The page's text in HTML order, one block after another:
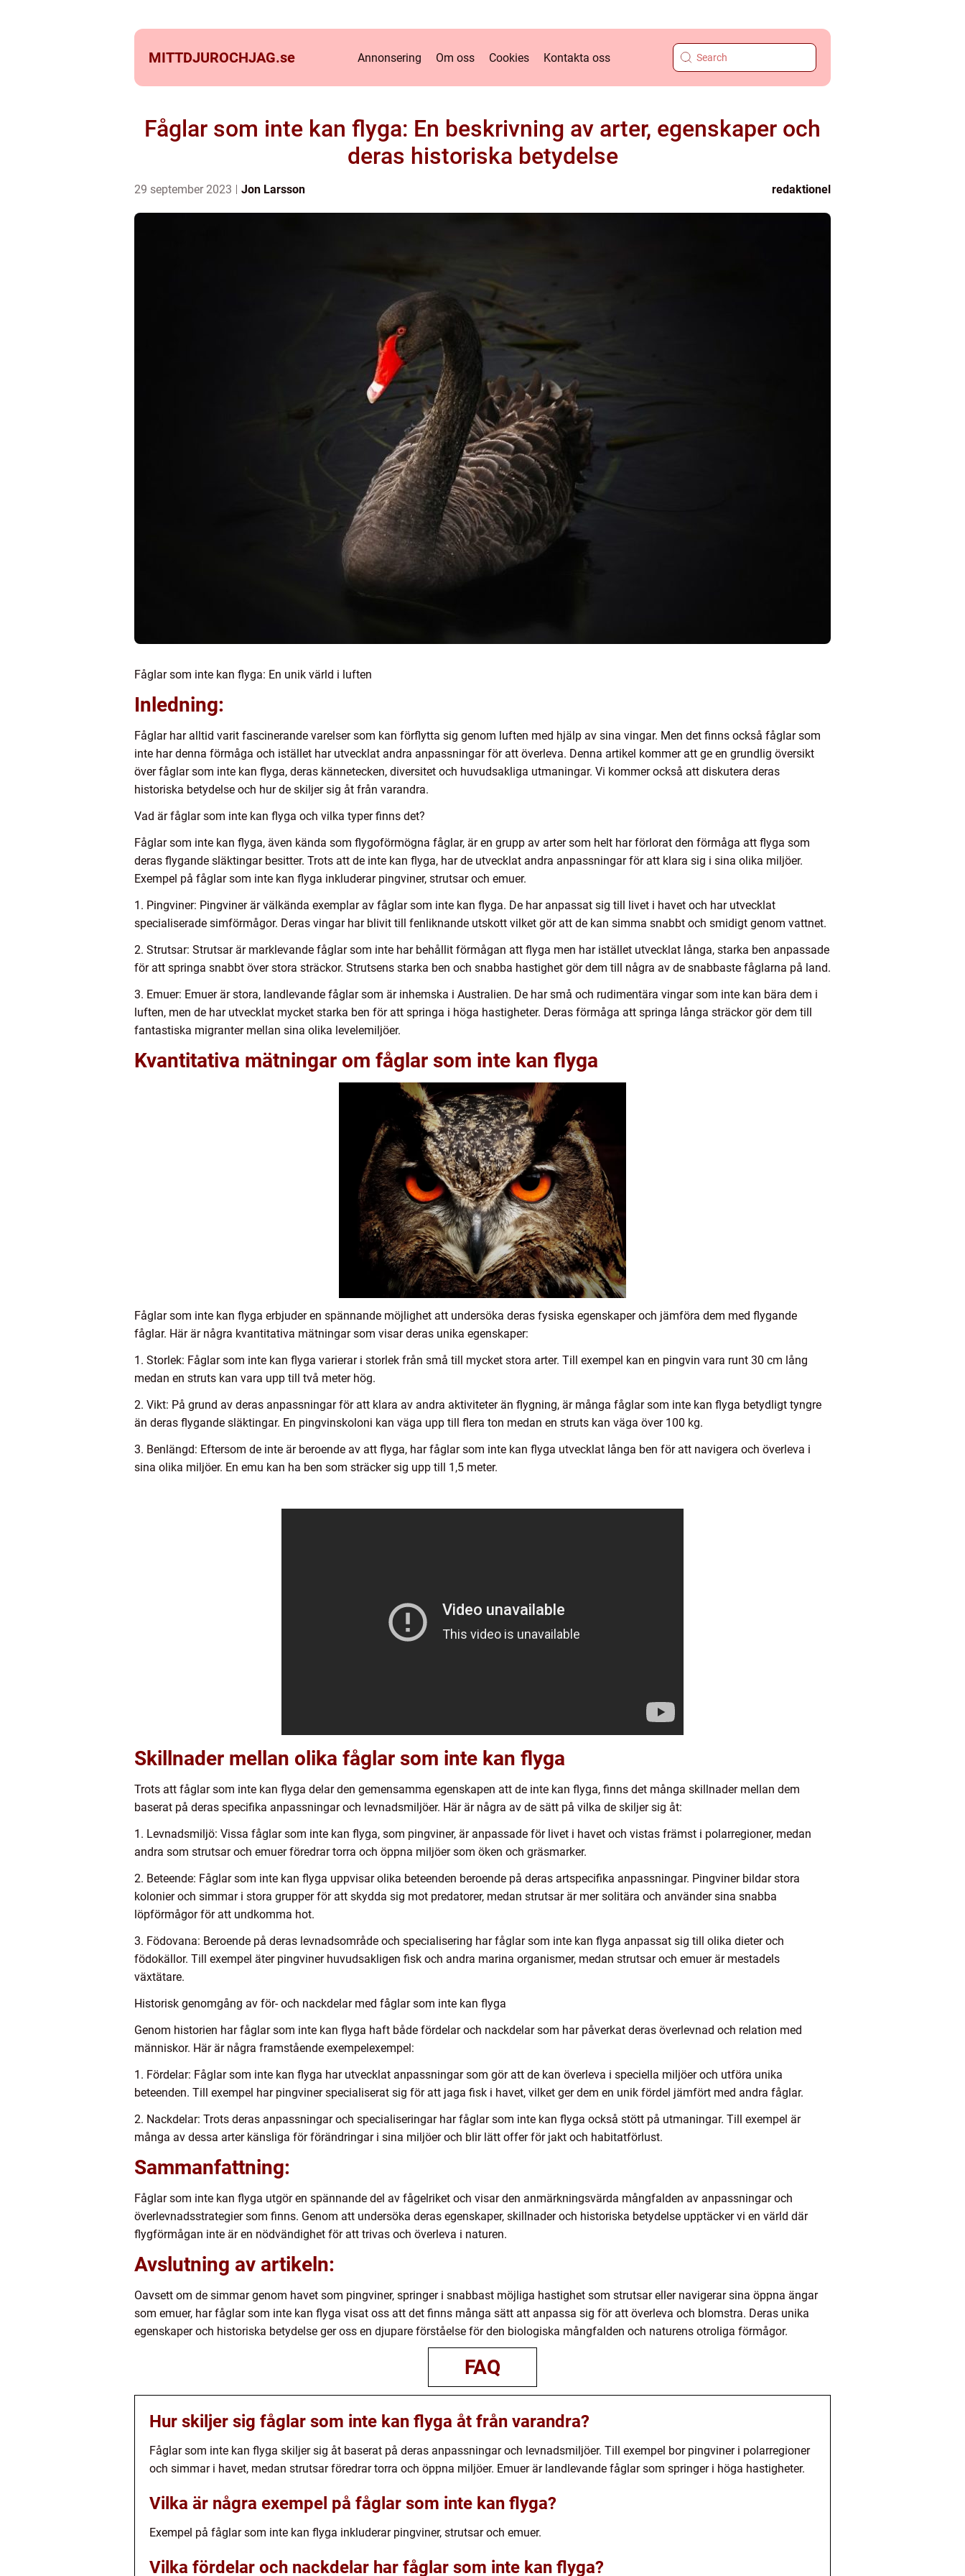
MITTDJUROCHJAG.se Annonsering Om oss Cookies Kontakta oss
Fåglar som inte kan flyga: En beskrivning av arter, egenskaper och
deras historiska betydelse
29 september 2023 Jon Larsson redaktionel
Fåglar som inte kan flyga: En unik värld i luften
Inledning:
Fåglar har alltid varit fascinerande varelser som kan förflytta sig genom luften med hjälp av sina vingar. Men det finns också fåglar som
inte har denna förmåga och istället har utvecklat andra anpassningar för att överleva. Denna artikel kommer att ge en grundlig översikt
över fåglar som inte kan flyga, deras kännetecken, diversitet och huvudsakliga utmaningar. Vi kommer också att diskutera deras
historiska betydelse och hur de skiljer sig åt från varandra.
Vad är fåglar som inte kan flyga och vilka typer finns det?
Fåglar som inte kan flyga, även kända som flygoförmögna fåglar, är en grupp av arter som helt har förlorat den förmåga att flyga som
deras flygande släktingar besitter. Trots att de inte kan flyga, har de utvecklat andra anpassningar för att klara sig i sina olika miljöer.
Exempel på fåglar som inte kan flyga inkluderar pingviner, strutsar och emuer.
1. Pingviner: Pingviner är välkända exemplar av fåglar som inte kan flyga. De har anpassat sig till livet i havet och har utvecklat
specialiserade simförmågor. Deras vingar har blivit till fenliknande utskott vilket gör att de kan simma snabbt och smidigt genom vattnet.
2. Strutsar: Strutsar är marklevande fåglar som inte har behållit förmågan att flyga men har istället utvecklat långa, starka ben anpassade
för att springa snabbt över stora sträckor. Strutsens starka ben och snabba hastighet gör dem till några av de snabbaste fåglarna på land.
3. Emuer: Emuer är stora, landlevande fåglar som är inhemska i Australien. De har små och rudimentära vingar som inte kan bära dem i
luften, men de har utvecklat mycket starka ben för att springa i höga hastigheter. Deras förmåga att springa långa sträckor gör dem till
fantastiska migranter mellan sina olika levelemiljöer.
Kvantitativa mätningar om fåglar som inte kan flyga
Fåglar som inte kan flyga erbjuder en spännande möjlighet att undersöka deras fysiska egenskaper och jämföra dem med flygande
fåglar. Här är några kvantitativa mätningar som visar deras unika egenskaper:
1. Storlek: Fåglar som inte kan flyga varierar i storlek från små till mycket stora arter. Till exempel kan en pingvin vara runt 30 cm lång
medan en struts kan vara upp till två meter hög.
2. Vikt: På grund av deras anpassningar för att klara av andra aktiviteter än flygning, är många fåglar som inte kan flyga betydligt tyngre
än deras flygande släktingar. En pingvinskoloni kan väga upp till flera ton medan en struts kan väga över 100 kg.
3. Benlängd: Eftersom de inte är beroende av att flyga, har fåglar som inte kan flyga utvecklat långa ben för att navigera och överleva i
sina olika miljöer. En emu kan ha ben som sträcker sig upp till 1,5 meter.
Skillnader mellan olika fåglar som inte kan flyga
Trots att fåglar som inte kan flyga delar den gemensamma egenskapen att de inte kan flyga, finns det många skillnader mellan dem
baserat på deras specifika anpassningar och levnadsmiljöer. Här är några av de sätt på vilka de skiljer sig åt:
1. Levnadsmiljö: Vissa fåglar som inte kan flyga, som pingviner, är anpassade för livet i havet och vistas främst i polarregioner, medan
andra som strutsar och emuer föredrar torra och öppna miljöer som öken och gräsmarker.
2. Beteende: Fåglar som inte kan flyga uppvisar olika beteenden beroende på deras artspecifika anpassningar. Pingviner bildar stora
kolonier och simmar i stora grupper för att skydda sig mot predatorer, medan strutsar är mer solitära och använder sina snabba
löpförmågor för att undkomma hot.
3. Födovana: Beroende på deras levnadsområde och specialisering har fåglar som inte kan flyga anpassat sig till olika dieter och
födokällor. Till exempel äter pingviner huvudsakligen fisk och andra marina organismer, medan strutsar och emuer är mestadels
växtätare.
Historisk genomgång av för- och nackdelar med fåglar som inte kan flyga
Genom historien har fåglar som inte kan flyga haft både fördelar och nackdelar som har påverkat deras överlevnad och relation med
människor. Här är några framstående exempelexempel:
1. Fördelar: Fåglar som inte kan flyga har utvecklat anpassningar som gör att de kan överleva i speciella miljöer och utföra unika
beteenden. Till exempel har pingviner specialiserat sig för att jaga fisk i havet, vilket ger dem en unik fördel jämfört med andra fåglar.
2. Nackdelar: Trots deras anpassningar och specialiseringar har fåglar som inte kan flyga också stött på utmaningar. Till exempel är
många av dessa arter känsliga för förändringar i sina miljöer och blir lätt offer för jakt och habitatförlust.
Sammanfattning:
Fåglar som inte kan flyga utgör en spännande del av fågelriket och visar den anmärkningsvärda mångfalden av anpassningar och
överlevnadsstrategier som finns. Genom att undersöka deras egenskaper, skillnader och historiska betydelse upptäcker vi en värld där
flygförmågan inte är en nödvändighet för att trivas och överleva i naturen.
Avslutning av artikeln:
Oavsett om de simmar genom havet som pingviner, springer i snabbast möjliga hastighet som strutsar eller navigerar sina öppna ängar
som emuer, har fåglar som inte kan flyga visat oss att det finns många sätt att anpassa sig för att överleva och blomstra. Deras unika
egenskaper och historiska betydelse ger oss en djupare förståelse för den biologiska mångfalden och naturens otroliga förmågor.
FAQ
Hur skiljer sig fåglar som inte kan flyga åt från varandra?
Fåglar som inte kan flyga skiljer sig åt baserat på deras anpassningar och levnadsmiljöer. Till exempel bor pingviner i polarregioner
och simmar i havet, medan strutsar föredrar torra och öppna miljöer. Emuer är landlevande fåglar som springer i höga hastigheter.
Vilka är några exempel på fåglar som inte kan flyga?
Exempel på fåglar som inte kan flyga inkluderar pingviner, strutsar och emuer.
Vilka fördelar och nackdelar har fåglar som inte kan flyga?